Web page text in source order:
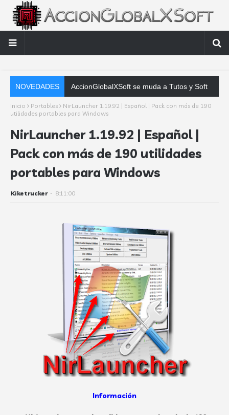
NOVEDADES AccionGlobalXSoft se muda a Tutos y Soft
Inicio Portables
NirLauncher 1.19.92 | Español | Pack con más de 190
utilidades portables para Windows
NirLauncher 1.19.92 | Español |
Pack con más de 190 utilidades
portables para Windows
Kiketrucker - 8:11:00
Información